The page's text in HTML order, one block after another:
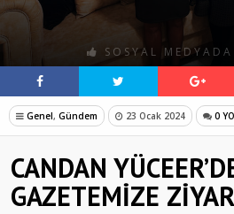
SOSYAL
Genel, Gündem 23 Ocak 2024 0
CANDAN
GAZETEMİZE